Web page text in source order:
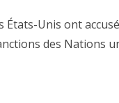
États-Unis ont
des Nations